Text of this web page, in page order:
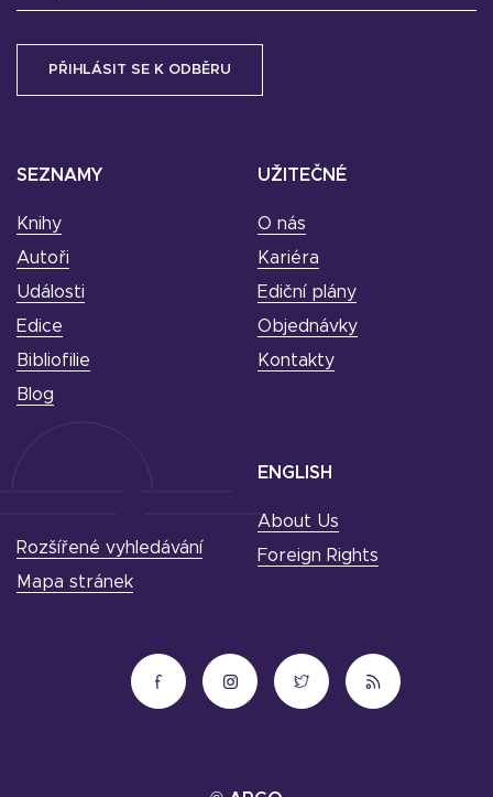
SEZNAMY
Knihy
Autoři
Události
Edice
Bibliofilie
Blog
UŽITEČNÉ
O nás
Kariéra
Ediční plány
Objednávky
Kontakty
ENGLISH
About Us
Foreign Rights
Rozšířené vyhledávání
Mapa stránek